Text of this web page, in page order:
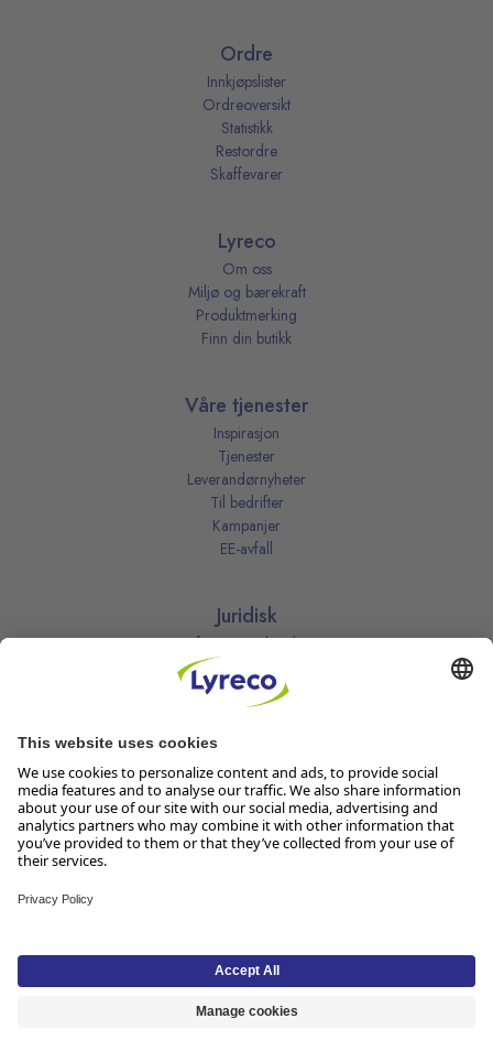
Ordre
Innkjøpslister
Ordreoversikt
Statistikk
Restordre
Skaffevarer
Lyreco
Om oss
Miljø og bærekraft
Produktmerking
Finn din butikk
Våre tjenester
Inspirasjon
Tjenester
Leverandørnyheter
Til bedrifter
Kampanjer
EE-avfall
Juridisk
Informasjonskapsler
Kjøpsbetingelser
Personvernerklæring
Vilkår
Vilkår for kundeklubben
Åpenhetsloven
Endre dine personvernsinnstillinger
Lyreco Norge AS, Solheimvn. 6-8, 1461 Lørenskog, Org.nr 916 950